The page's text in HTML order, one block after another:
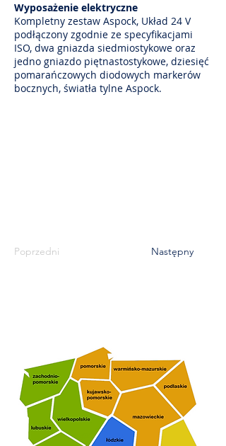
Wyposażenie elektryczne
Kompletny zestaw Aspock, Układ 24 V
podłączony zgodnie ze specyfikacjami
ISO, dwa gniazda siedmiostykowe oraz
jedno gniazdo piętnastostykowe, dziesięć
pomarańczowych diodowych markerów
bocznych, światła tylne Aspock.
Poprzedni Następny